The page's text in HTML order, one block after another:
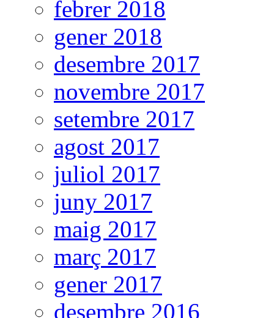
febrer 2018
gener 2018
desembre 2017
novembre 2017
setembre 2017
agost 2017
juliol 2017
juny 2017
maig 2017
març 2017
gener 2017
desembre 2016